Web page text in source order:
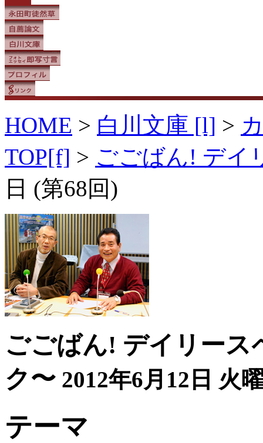
HOME > 白川文庫 [l] >
TOP[f] > ごごばん! デイ
日 (第68回)
ごごばん! デイリース
ク〜 2012年6月12日 火
テーマ